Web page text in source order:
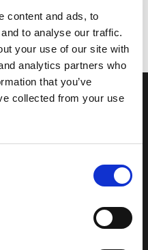
content and ads, to
to analyse our traffic.
your use of our site with
analytics partners who
that you’ve
collected from your use